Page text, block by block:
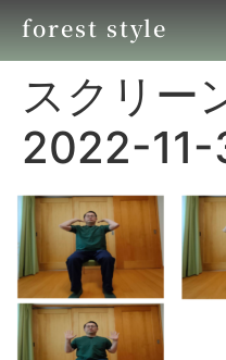
forest style
スクリー
2022-11-